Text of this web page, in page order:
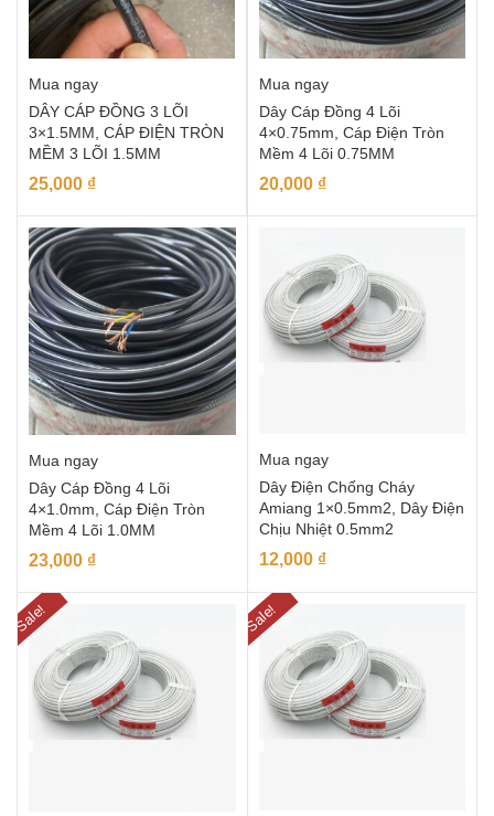
Mua ngay
DÂY CÁP ĐỒNG 3 LÕI
3×1.5MM, CÁP ĐIỆN TRÒN
MỀM 3 LÕI 1.5MM
25,000 ₫
Mua ngay
Dây Cáp Đồng 4 Lõi
4×0.75mm, Cáp Điện Tròn
Mềm 4 Lõi 0.75MM
20,000 ₫
Mua ngay
Dây Cáp Đồng 4 Lõi
4×1.0mm, Cáp Điện Tròn
Mềm 4 Lõi 1.0MM
23,000 ₫
Mua ngay
Dây Điện Chống Cháy
Amiang 1×0.5mm2, Dây Điện
Chịu Nhiệt 0.5mm2
12,000 ₫
Sale! Sale!